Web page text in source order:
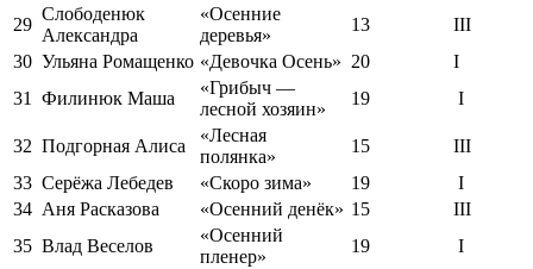
29
Слободенюк
Александра
«Осенние
деревья»
13
III
30 Ульяна Ромащенко «Девочка Осень» 20
I
31
Филинюк Маша
«Грибыч —
лесной хозяин»
19 I
32 Подгорная Алиса
«Лесная
полянка»
15
III
33 Серёжа Лебедев «Скоро зима» 19
I
34 Аня Расказова «Осенний денёк» 15
III
35 Влад Веселов
«Осенний
пленер»
19 I